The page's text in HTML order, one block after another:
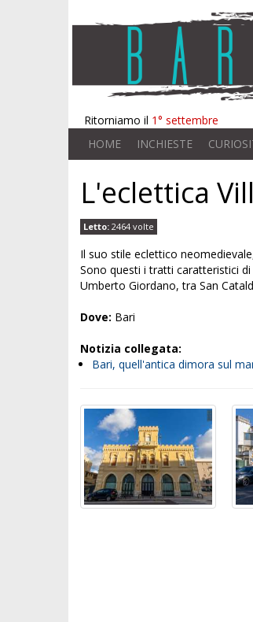
Ritorniamo il 1° settembre
HOME INCHIESTE
L'eclettica
Letto: 2464 volte
Il suo stile eclettico
Sono questi i tratti caratteristici
Umberto Giordano, tra San
Dove: Bari
Notizia collegata:
Bari, quell'antica dimora sul